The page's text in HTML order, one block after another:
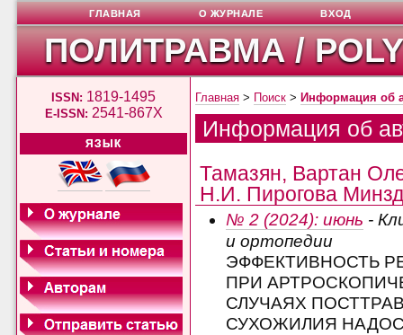
ПОЛИТРАВМА /
ISSN: 1819-1495
E-ISSN: 2541-867X
ЯЗЫК
ГЛАВНАЯ О ЖУРНАЛЕ ВХОД
Главная > Поиск > Информация об
Информация об
Тамазян, Вартан
Н.И. Пирогова
№ 2 (2024): июнь -
и ортопедии
ЭФФЕКТИВНОСТЬ
ПРИ
СЛУЧАЯХ
СУХОЖИЛИЯ